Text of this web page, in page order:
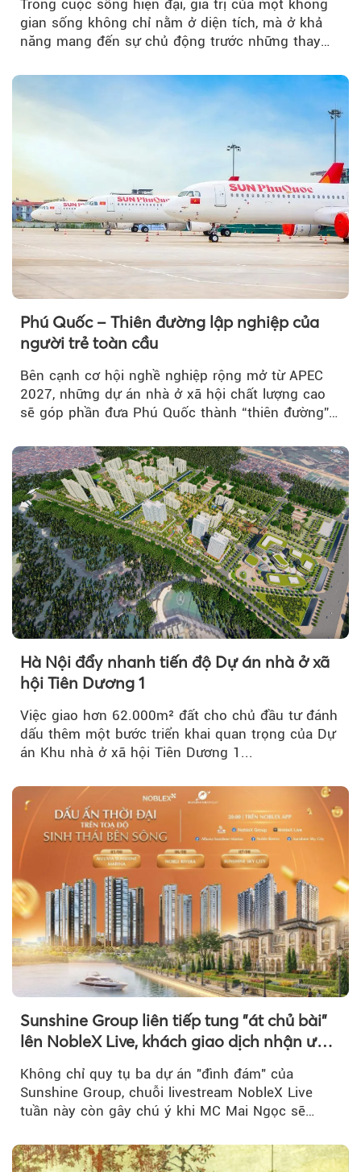
Trong cuộc sống hiện đại, giá trị của một không
gian sống không chỉ nằm ở diện tích, mà ở khả
năng mang đến sự chủ động trước những thay
Phú Quốc – Thiên đường lập nghiệp của
người trẻ toàn cầu
Bên cạnh cơ hội nghề nghiệp rộng mở từ APEC
2027, những dự án nhà ở xã hội chất lượng cao
sẽ góp phần đưa Phú Quốc thành “thiên đường”
Hà Nội đẩy nhanh tiến độ Dự án nhà ở xã
hội Tiên Dương 1
Việc giao hơn 62.000m² đất cho chủ đầu tư đánh
dấu thêm một bước triển khai quan trọng của Dự
án Khu nhà ở xã hội Tiên Dương 1...
Sunshine Group liên tiếp tung "át chủ bài"
lên NobleX Live, khách giao dịch nhận ưu
Không chỉ quy tụ ba dự án "đình đám" của
Sunshine Group, chuỗi livestream NobleX Live
tuần này còn gây chú ý khi MC Mai Ngọc sẽ